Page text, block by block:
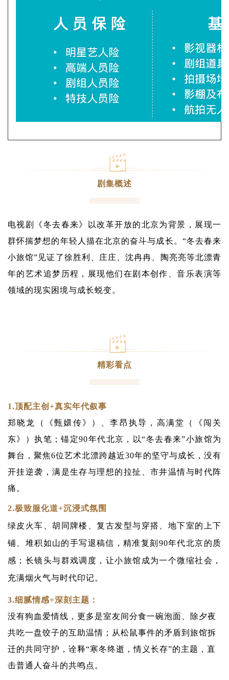
剧集概述
电视剧《冬去春来》以改革开放的北京为背景，展现一
群怀揣梦想的年轻人描在北京的奋斗与成长。“冬去春来
小旅馆”见证了徐胜利、庄庄、沈冉冉、陶亮亮等北漂青
年的艺术追梦历程，展现他们在剧本创作、音乐表演等
领域的现实困境与成长蜕变。
精彩看点
1.顶配主创+真实年代叙事
郑晓龙（《甄嬛传》）、李昂执导，高满堂（《闯关
东》）执笔；锚定90年代北京，以“冬去春来”小旅馆为
舞台，聚焦6位艺术北漂跨越近30年的坚守与成长，没有
开挂逆袭，满是生存与理想的拉扯、市井温情与时代阵
痛。
2.极致服化道+沉浸式氛围
绿皮火车、胡同牌楼、复古发型与穿搭、地下室的上下
铺、堆积如山的手写退稿信，精准复刻90年代北京的质
感；长镜头与群戏调度，让小旅馆成为一个微缩社会，
充满烟火气与时代印记。
3.细腻情感+深刻主题：
没有狗血爱情线，更多是室友间分食一碗泡面、除夕夜
共吃一盘饺子的互助温情；从松鼠事件的矛盾到旅馆拆
迁的共同守护，诠释“寒冬终逝，情义长存”的主题，直
击普通人奋斗的共鸣点。